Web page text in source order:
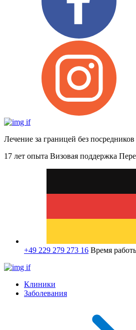
Лечение за границей без посредников
17 лет опыта Визовая поддержка
+49 229 279 273 16 Время
Клиники
Заболевания